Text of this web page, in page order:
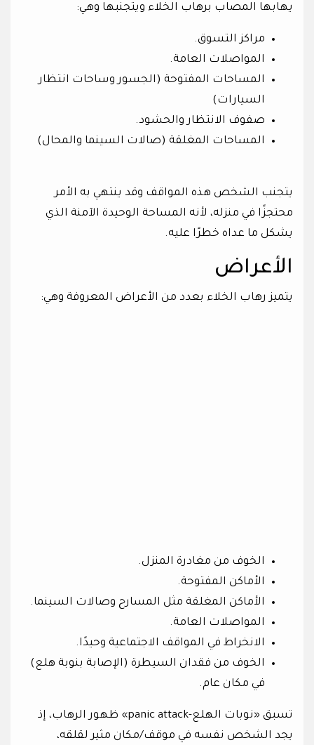
يهابها المصاب برهاب الخلاء ويتجنبها وهي:
مراكز التسوق.
المواصلات العامة.
المساحات المفتوحة (الجسور وساحات انتظار
السيارات)
صفوف الانتظار والحشود.
المساحات المغلقة (صالات السينما والمحال)
يتجنب الشخص هذه المواقف وقد ينتهي به الأمر
محتجزًا في منزله، لأنه المساحة الوحيدة الآمنة الذي
يشكل ما عداه خطرًا عليه.
الأعراض
يتميز رهاب الخلاء بعدد من الأعراض المعروفة وهي:
الخوف من مغادرة المنزل.
الأماكن المفتوحة.
الأماكن المغلقة مثل المسارح وصالات السينما.
المواصلات العامة.
الانخراط في المواقف الاجتماعية وحيدًا.
الخوف من فقدان السيطرة (الإصابة بنوبة هلع)
في مكان عام.
تسبق «نوبات الهلع-panic attack» ظهور الرهاب، إذ
يجد الشخص نفسه في موقف/مكان مثير لقلقه،